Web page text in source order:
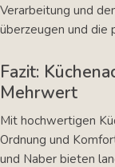
Verarbeitung und
überzeugen und die
Fazit:
Mehrwert
Mit hochwertigen
Ordnung und
und Naber bieten